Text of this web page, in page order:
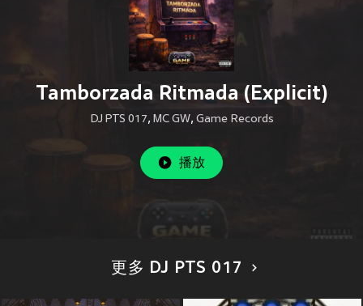
Tamborzada Ritmada (Explicit)
DJ PTS 017, MC GW, Game Records
播放
更多 DJ PTS 017